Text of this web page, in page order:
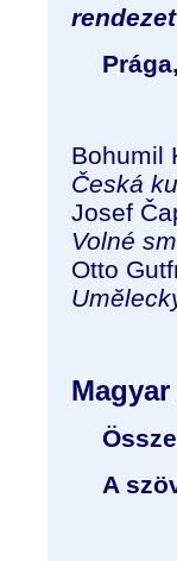
Bohumil
Česká
Josef
Volné
Otto
A